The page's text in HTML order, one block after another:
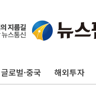
글로벌·중국 해외투자
에 온열질환 사망 23명…정부
아파트 부양, 수도 베이징도